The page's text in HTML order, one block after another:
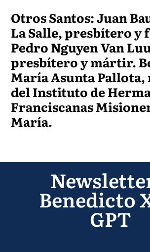
Otros Santos: Juan
La Salle, presbítero y
Pedro Nguyen Van
presbítero y mártir.
María Asunta
del Instituto de
Franciscanas
María.
Benedicto
GPT